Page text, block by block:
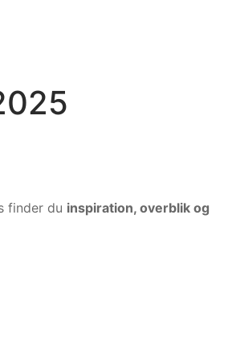
finder du inspiration, overblik og